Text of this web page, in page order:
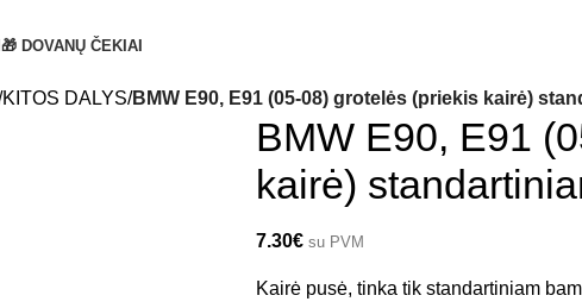
🎁 DOVANŲ ČEKIAI
KITOS DALYS BMW E90, E91 (05-08) grotelės (priekis kairė)
BMW E90, E91
kairė)
7.30€ su PVM
Kairė pusė, tinka tik standartiniam